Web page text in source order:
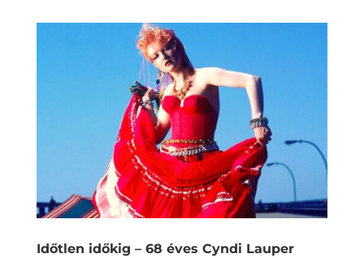
Időtlen időkig – 68 éves Cyndi Lauper